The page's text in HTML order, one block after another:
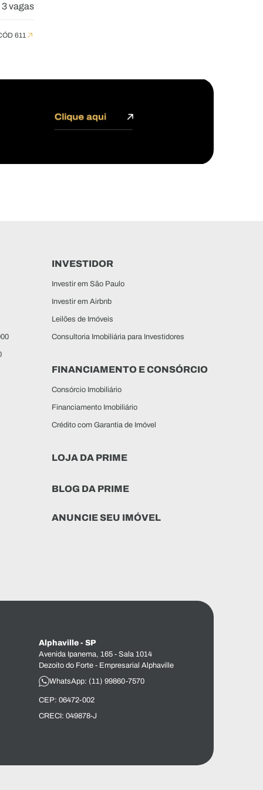
3 vagas
611
INVESTIDOR
Investir em São Paulo
Investir em Airbnb
Leilões de Imóveis
Consultoria Imobiliária para Investidores
FINANCIAMENTO E CONSÓRCIO
Consórcio Imobiliário
Financiamento Imobiliário
Crédito com Garantia de Imóvel
LOJA DA PRIME
BLOG DA PRIME
ANUNCIE SEU IMÓVEL
Alphaville - SP
Avenida Ipanema, 165 - Sala 1014
Dezoito do Forte - Empresarial Alphaville
WhatsApp: (11) 99860-7570
CEP: 06472-002
CRECI: 049878-J